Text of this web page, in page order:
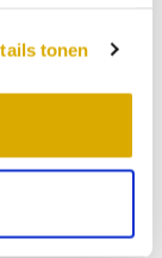
tonen
te halen